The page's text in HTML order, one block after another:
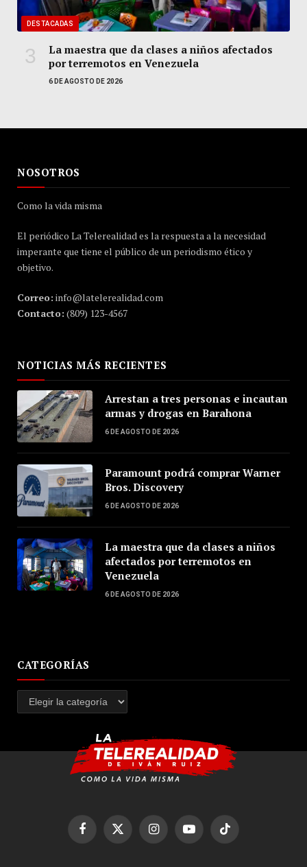
DESTACADAS
La maestra que da clases a niños afectados
por terremotos en Venezuela
6 DE AGOSTO DE 2026
NOSOTROS
Como la vida misma
El periódico La Telerealidad es la respuesta a la necesidad
imperante que tiene el público de un periodismo ético y
objetivo.
Correo: info@latelerealidad.com
Contacto: (809) 123-4567
NOTICIAS MÁS RECIENTES
Arrestan a tres personas e incautan
armas y drogas en Barahona
6 DE AGOSTO DE 2026
Paramount podrá comprar Warner
Bros. Discovery
6 DE AGOSTO DE 2026
La maestra que da clases a niños
afectados por terremotos en
Venezuela
6 DE AGOSTO DE 2026
CATEGORÍAS
Categorías
FacebookX
(Twitter)
InstagramYouTubeTikTok